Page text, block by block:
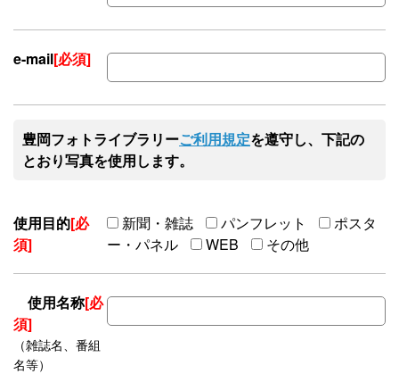
e-mail[必須]
豊岡フォトライブラリーご利用規定を遵守し、下記の
とおり写真を使用します。
使用目的[必
須]
新聞・雑誌 パンフレット
ポスタ
ー・パネル
WEB その他
使用名称[必
須]
（雑誌名、番組
名等）